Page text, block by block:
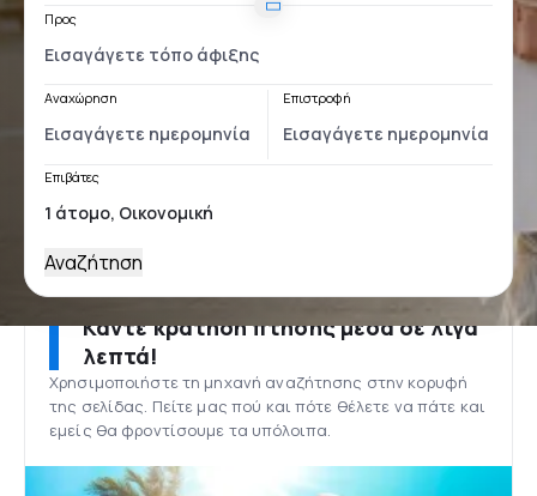
Προς
Αναχώρηση Επιστροφή
Επιβάτες
Αναζήτηση
Κάντε κράτηση πτήσης μέσα σε λίγα
λεπτά!
Χρησιμοποιήστε τη μηχανή αναζήτησης στην κορυφή
της σελίδας. Πείτε μας πού και πότε θέλετε να πάτε και
εμείς θα φροντίσουμε τα υπόλοιπα.